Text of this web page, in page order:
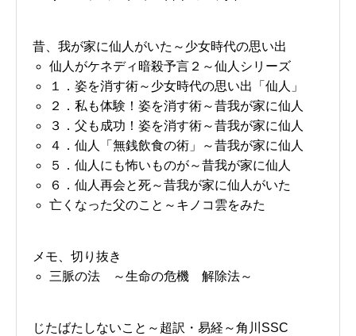
昔、我が家に仙人がいた～少女時代の思い出
仙人がケネディ暗殺予言２～仙人シリーズ
１．姿を消す術～少女時代の思い出「仙人」
２．私も体験！姿を消す術～昔我が家に仙人
３．父も成功！姿を消す術～昔我が家に仙人
４．仙人「無銭飲食の術」～昔我が家に仙人
５．仙人にも怖いものが～昔我が家に仙人
６．仙人再会と死～昔我が家に仙人がいた
亡くなった父のこと～キノコ雲をみた
メモ、切り抜き
三脈の法 ～生命の危機 解除法～
じたばたしないこと～超訳・易経～角川SSC